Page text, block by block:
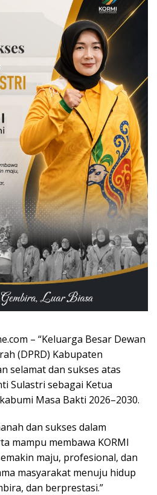
– “Keluarga Besar Dewan
(DPRD) Kabupaten
selamat dan sukses atas
Sulastri sebagai Ketua
Masa Bakti 2026–2030.
dan sukses dalam
mampu membawa KORMI
maju, profesional, dan
masyarakat menuju hidup
dan berprestasi.”